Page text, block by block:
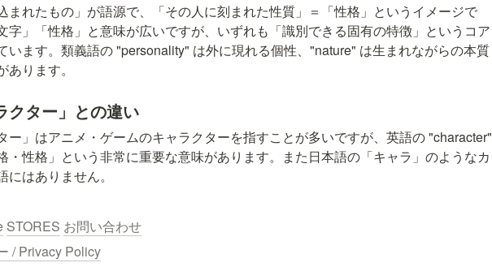
まれたもの」が語源で、「その人に刻まれた性質」＝「性格」というイメージで
字」「性格」と意味が広いですが、いずれも「識別できる固有の特徴」というコア
います。類義語の "personality" は外に現れる個性、"nature" は生まれながらの本質
ります。
クター」との違い
ー」はアニメ・ゲームのキャラクターを指すことが多いですが、英語の "character"
・性格」という非常に重要な意味があります。また日本語の「キャラ」のようなカ
はありません。
STORES お問い合わせ
/ Privacy Policy